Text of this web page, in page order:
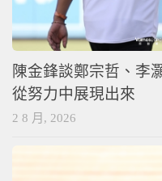
陳金鋒談鄭宗哲、李
從努力中展現出來
2 8 月, 2026